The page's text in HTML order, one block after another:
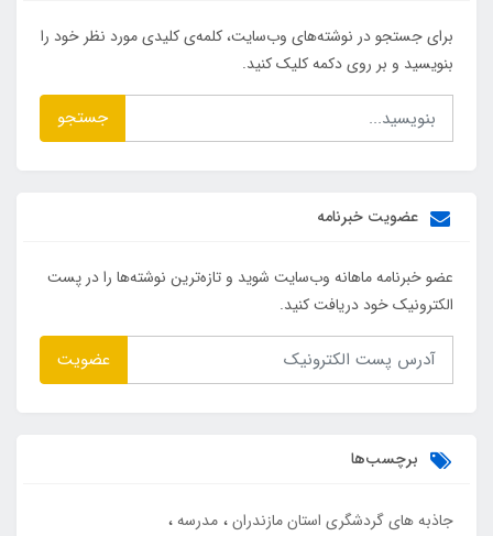
برای جستجو در نوشته‌های وب‌سایت، کلمه‌ی کلیدی مورد نظر خود را
بنویسید و بر روی دکمه کلیک کنید.
جستجو
عضویت خبرنامه
عضو خبرنامه ماهانه وب‌سایت شوید و تازه‌ترین نوشته‌ها را در پست
الکترونیک خود دریافت کنید.
عضویت
برچسب‌ها
جاذبه های گردشگری استان مازندران مدرسه